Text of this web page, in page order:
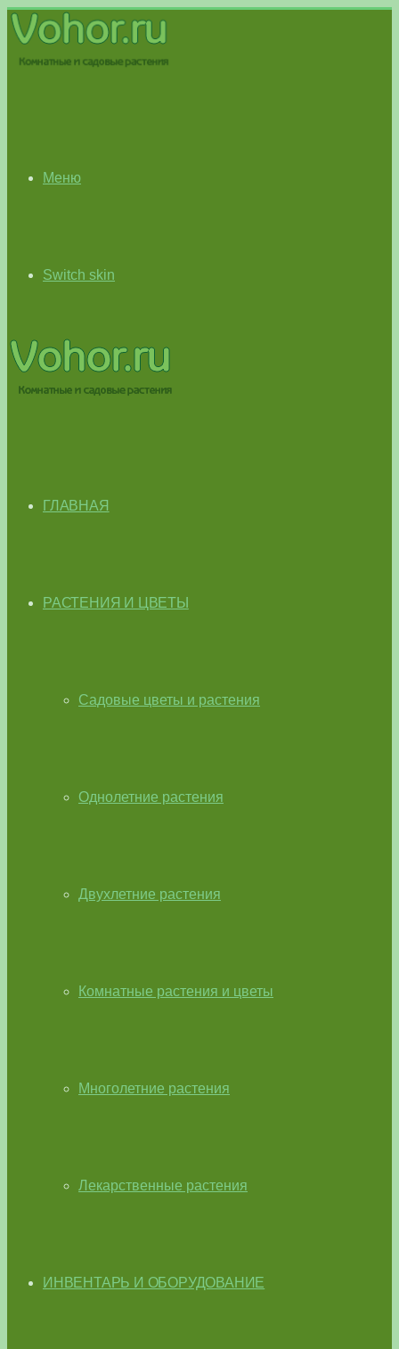
Меню
Switch skin
ГЛАВНАЯ
РАСТЕНИЯ И ЦВЕТЫ
Садовые цветы и растения
Однолетние растения
Двухлетние растения
Комнатные растения и цветы
Многолетние растения
Лекарственные растения
ИНВЕНТАРЬ И ОБОРУДОВАНИЕ